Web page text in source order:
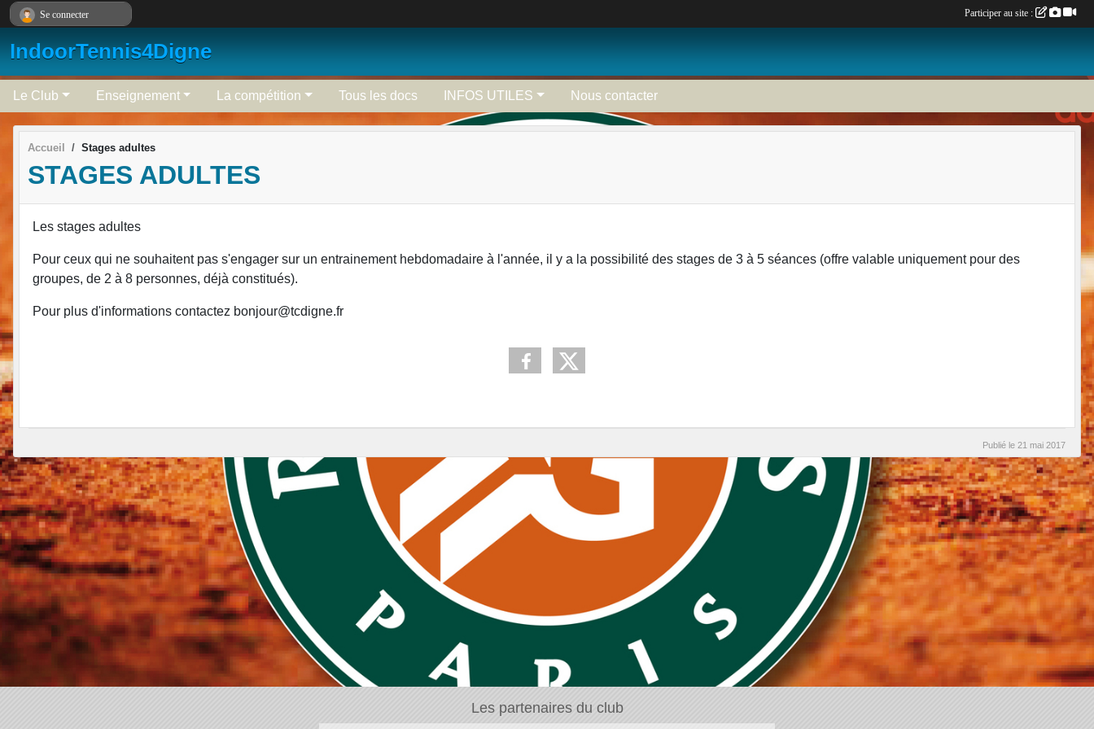
IndoorTennis4Digne
Le Club Enseignement La compétition Tous les docs INFOS UTILES Nous contacter
Accueil Stages adultes
STAGES ADULTES
Les stages adultes
Pour ceux qui ne souhaitent pas s'engager sur un entrainement hebdomadaire à l'année, il y a la possibilité des stages de 3 à 5 séances (offre valable uniquement pour des
groupes, de 2 à 8 personnes, déjà constitués).
Pour plus d'informations contactez bonjour@tcdigne.fr
Publié le 21 mai 2017
Les partenaires du club
Se connecter Participer au site :
Panneau de gestion des cookies